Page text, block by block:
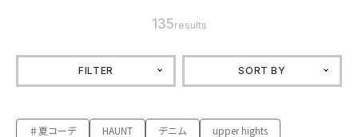
135results
FILTER SORT BY
♯夏コーデ HAUNT デニム
upper hights